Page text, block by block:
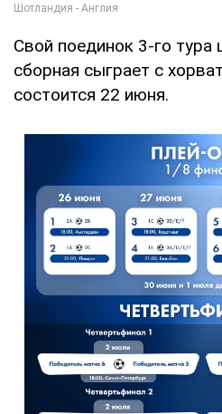
Свой поединок 3-го тура
сборная сыграет с
состоится 22 июня.